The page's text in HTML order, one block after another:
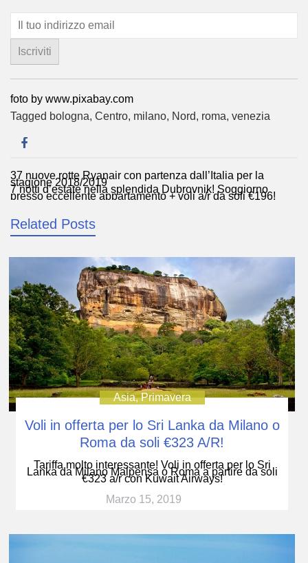
foto by www.pixabay.com
Tagged bologna, Centro, milano, Nord, roma, venezia
Navigazione
articoli
37 nuove rotte Ryanair con partenza dall’Italia per la
stagione 2018/2019
7 notti d’estate nella splendida Dubrovnik! Soggiorno
presso eccellente appartamento + voli a/r da soli €196!
Related Posts
Asia,Primavera
Voli in offerta per lo Sri Lanka da Milano o
Roma da soli €323 A/R!
Tariffa molto interessante! Voli in offerta per lo Sri
Lanka da Milano Malpensa o Roma a partire da soli
€323 a/r con Kuwait Airways!
Marzo 15, 2019